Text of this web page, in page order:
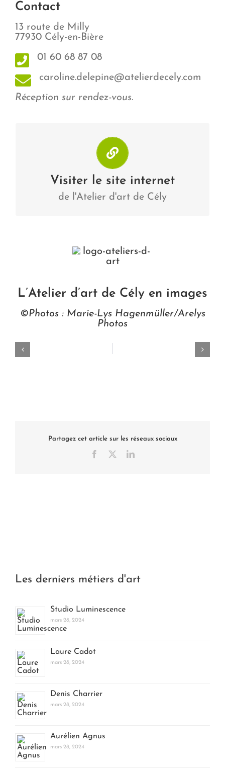
Contact
13 route de Milly
77930 Cély-en-Bière
01 60 68 87 08
caroline.delepine@atelierdecely.com
Réception sur rendez-vous.
Visiter le site internet
de l'Atelier d'art de Cély
Atelier d'art de Cély
Visiter
L’Atelier d’art de Cély en images
©Photos : Marie-Lys Hagenmüller/Arelys
Photos
Partagez cet article sur les réseaux sociaux
Facebook LinkedIn
Les derniers métiers d'art
Studio Luminescence
mars 28, 2024
Laure Cadot
mars 28, 2024
Denis Charrier
mars 28, 2024
Aurélien Agnus
mars 28, 2024